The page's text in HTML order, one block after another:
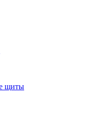
щиты